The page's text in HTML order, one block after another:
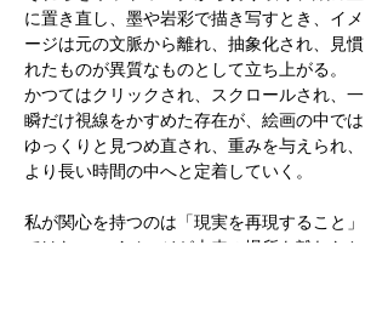
に置き直し、墨や岩彩で描き写すとき、イメ
ージは元の文脈から離れ、抽象化され、見慣
れたものが異質なものとして立ち上がる。
かつてはクリックされ、スクロールされ、一
瞬だけ視線をかすめた存在が、絵画の中では
ゆっくりと見つめ直され、重みを与えられ、
より長い時間の中へと定着していく。
私が関心を持つのは「現実を再現すること」
ではない。イメージが本来の場所を離れたと